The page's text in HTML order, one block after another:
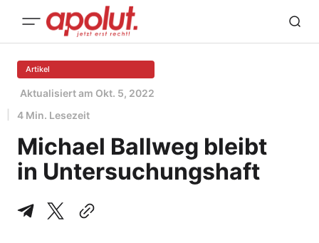
Artikel
Aktualisiert am Okt. 5, 2022
4 Min. Lesezeit
Michael Ballweg bleibt
in Untersuchungshaft